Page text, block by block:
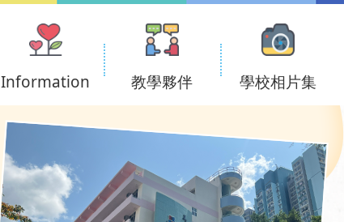
Information 教學夥伴 學校相片集